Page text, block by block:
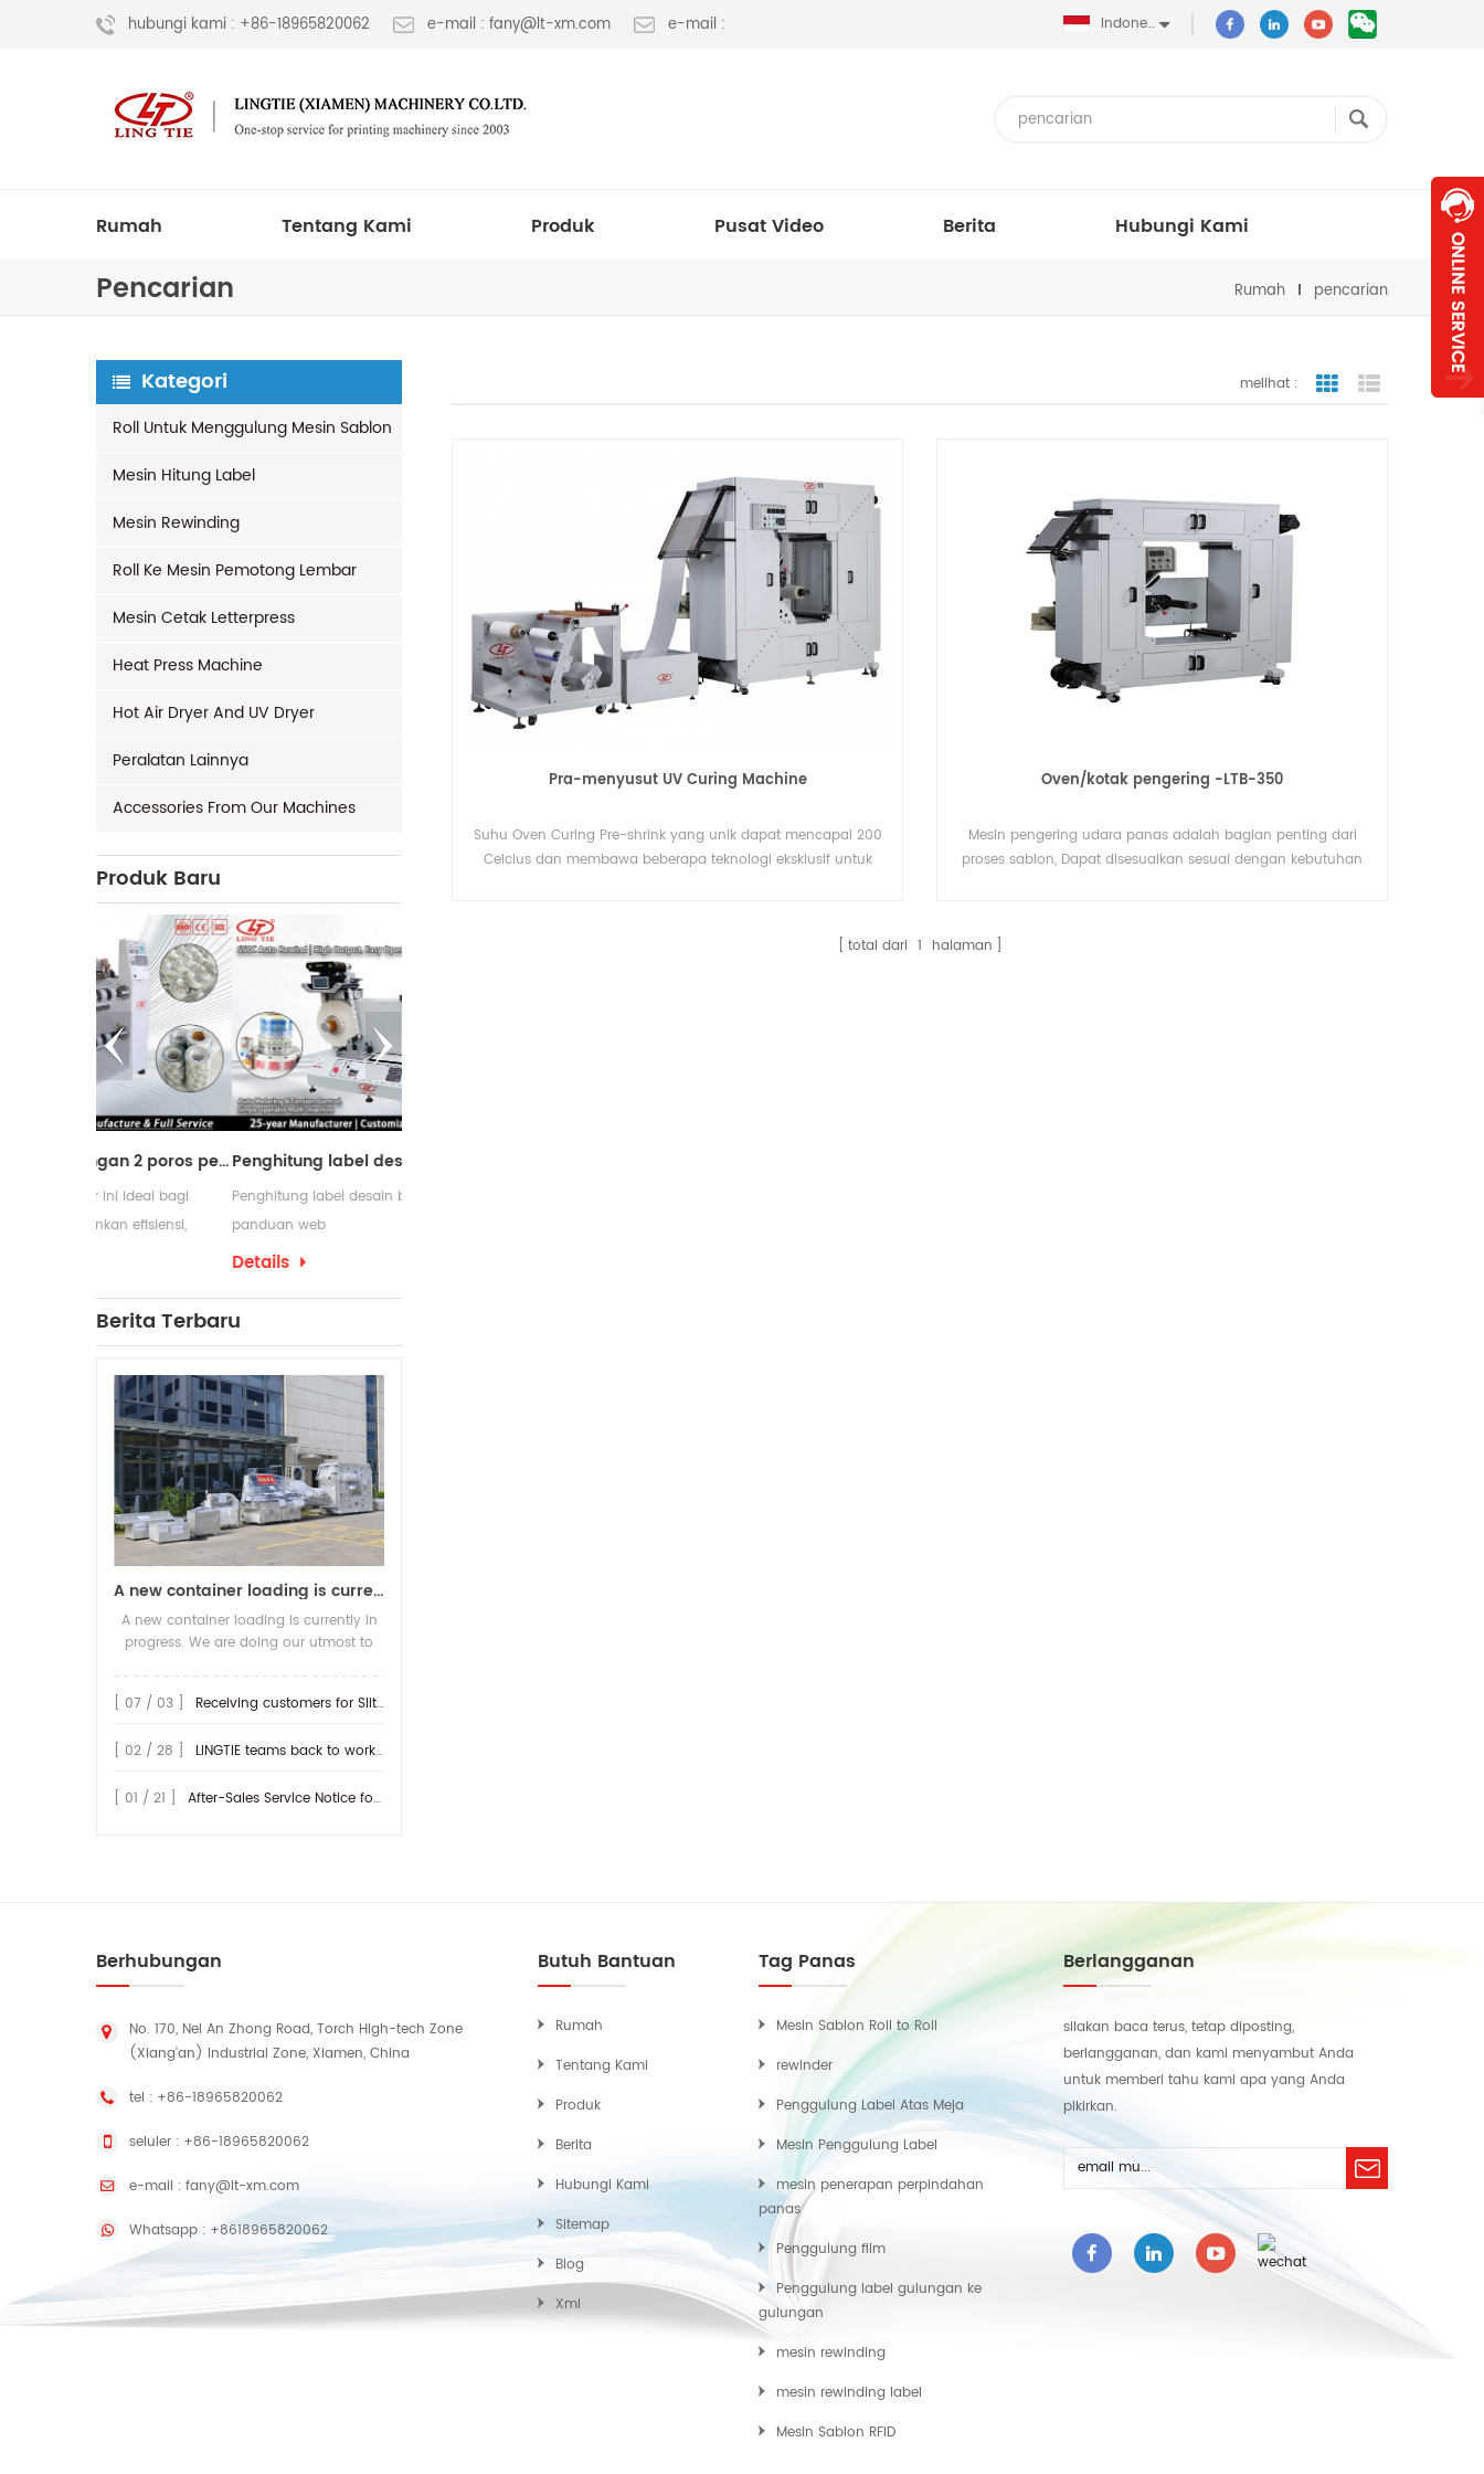
hubungi kami : +86-18965820062 e-mail : fany@lt-xm.com e-mail : Indonesia
Rumah Tentang Kami Produk Pusat Video Berita Hubungi Kami
Pencarian Rumah pencarian
Kategori
Roll Untuk Menggulung Mesin Sablon
Mesin Hitung Label
Mesin Rewinding
Roll Ke Mesin Pemotong Lembar
Mesin Cetak Letterpress
Heat Press Machine
Hot Air Dryer And UV Dryer
Peralatan Lainnya
Accessories From Our Machines
Produk Baru
Mesin pemotong dengan 2 poros penggulung ulang Penghitung label desain baru dengan panduan web
Penghitung label desain baru dengan
panduan web
Berita Terbaru
A new container loading is currently in progress.
A new container loading is currently in
progress. We are doing our utmost to
earliest possible time.
[ 07 / 03 ] Receiving customers for Slitting machine with differential Slip Shaft
[ 02 / 28 ] LINGTIE teams back to work at Feb.25th.
[ 01 / 21 ] After-Sales Service Notice for Turkey Region
melihat : tampilan bergaris
tampilan
Pra-menyusut UV Curing Machine
Suhu Oven Curing Pre-shrink yang unik dapat mencapai 200
Celcius dan membawa beberapa teknologi eksklusif untuk
Oven/kotak pengering -LTB-350
Mesin pengering udara panas adalah bagian penting dari
proses sablon, Dapat disesuaikan sesuai dengan kebutuhan
total dari 1 halaman
Berhubungan
No. 170, Nei An Zhong Road, Torch High-tech Zone
(Xiang'an) Industrial Zone, Xiamen, China
tel : +86-18965820062
seluler : +86-18965820062
e-mail : fany@lt-xm.com
Whatsapp : +8618965820062
Butuh Bantuan
Rumah
Tentang Kami
Produk
Berita
Hubungi Kami
Sitemap
Blog
Xml
Tag Panas
Mesin Sablon Roll to Roll
rewinder
Penggulung Label Atas Meja
Mesin Penggulung Label
mesin penerapan perpindahan
panas
Penggulung film
Penggulung label gulungan ke
gulungan
mesin rewinding
mesin rewinding label
Mesin Sablon RFID
Berlangganan
silakan baca terus, tetap diposting,
berlangganan, dan kami menyambut Anda
untuk memberi tahu kami apa yang Anda
pikirkan.